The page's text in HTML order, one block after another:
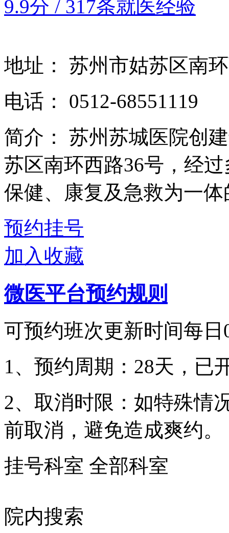
9.9分 / 317条就医经验
地址：
苏州市姑苏区南
电话：
0512-68551119
简介：
苏州苏城医院创
苏区南环西路36号，经
保健、康复及急救为一体
预约挂号
加入收藏
微医平台预约规则
可预约班次更新时间每日
1、预约周期：28天，已
2、取消时限：如特殊情
前取消，避免造成爽约。
挂号科室 全部科室
院内搜索